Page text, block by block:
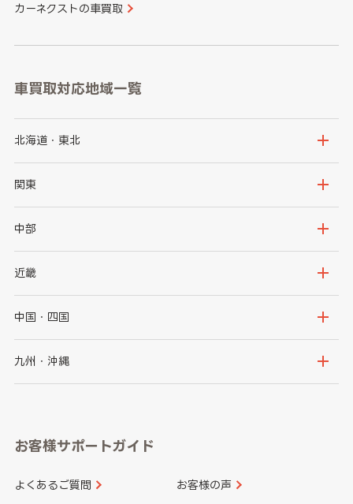
カーネクストの車買取
車買取対応地域一覧
北海道・東北
北海道
岩手県
秋田県
関東
茨城県
群馬県
千葉県
中部
新潟県
石川県
山梨県
愛知県
近畿
大阪府
京都府
和歌山県
中国・四国
鳥取県
山口県
香川県 愛媛県
九州・沖縄
長崎県
大分県 宮崎県
お客様サポートガイド
よくあるご質問 お客様の声